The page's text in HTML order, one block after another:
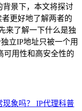
背景下，本文将探讨
更好地了解两者的
来了解一下什么是独
立IP地址只被一个用
可用性和高安全性的
IP代理科普